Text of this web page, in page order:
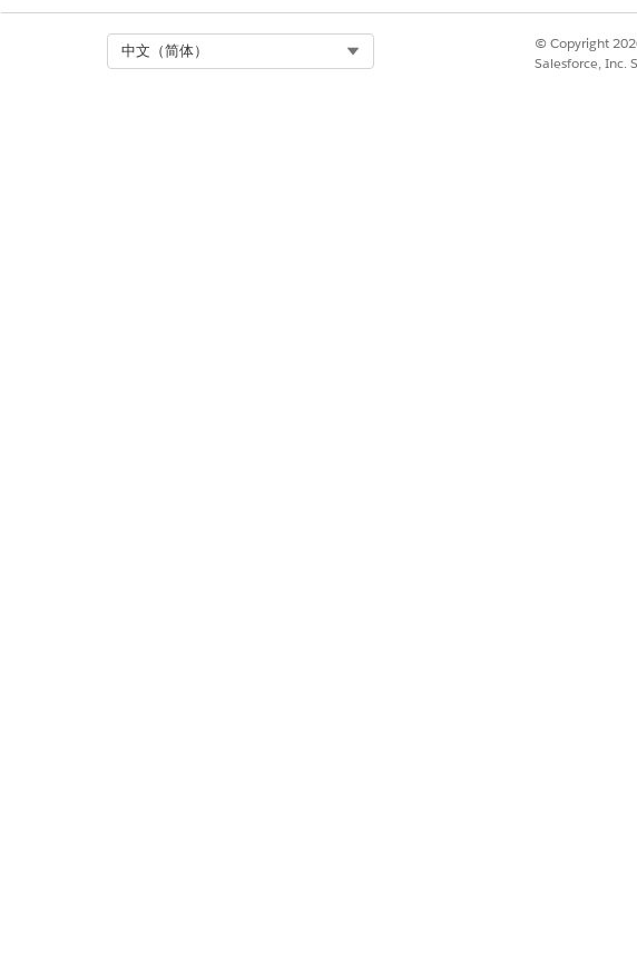
简化的语义模型确保更快的查询生成，并提高字段
有关在 Tableau Next 中设计和优化语义模型的
中文（简体）
© Copyright
Salesforce, Inc.